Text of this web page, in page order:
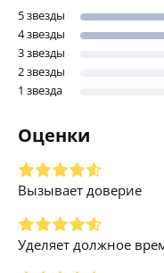
5 звезды
4 звезды
3 звезды
2 звезды
1 звезда
Оценки
Вызывает доверие
Уделяет должное